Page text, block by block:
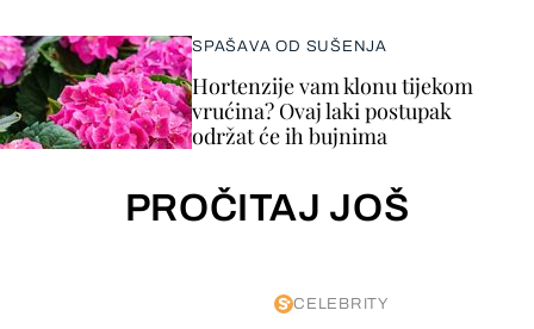
SPAŠAVA OD SUŠENJA
Hortenzije vam klonu tijekom
vrućina? Ovaj laki postupak
održat će ih bujnima
PROČITAJ JOŠ
CELEBRITY